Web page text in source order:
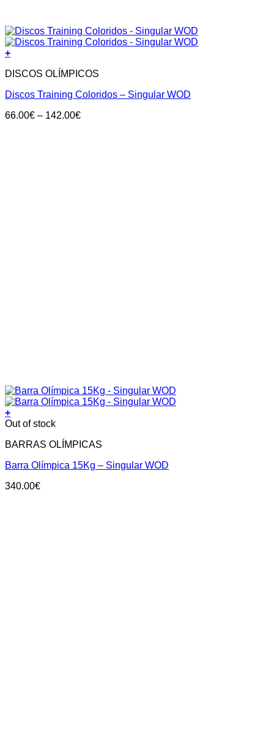
+
DISCOS OLÍMPICOS
Discos Training Coloridos – Singular WOD
66.00€ – 142.00€Price
+
Out of stock
BARRAS OLÍMPICAS
Barra Olímpica 15Kg – Singular WOD
340.00€